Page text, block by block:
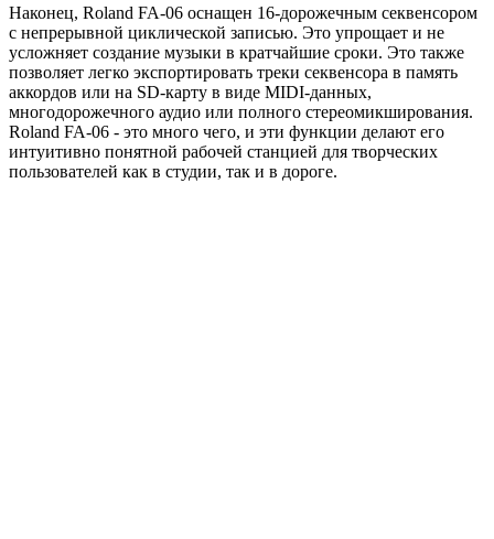
Наконец, Roland FA-06 оснащен 16-дорожечным секвенсором
с непрерывной циклической записью. Это упрощает и не
усложняет создание музыки в кратчайшие сроки. Это также
позволяет легко экспортировать треки секвенсора в память
аккордов или на SD-карту в виде MIDI-данных,
многодорожечного аудио или полного стереомикширования.
Roland FA-06 - это много чего, и эти функции делают его
интуитивно понятной рабочей станцией для творческих
пользователей как в студии, так и в дороге.